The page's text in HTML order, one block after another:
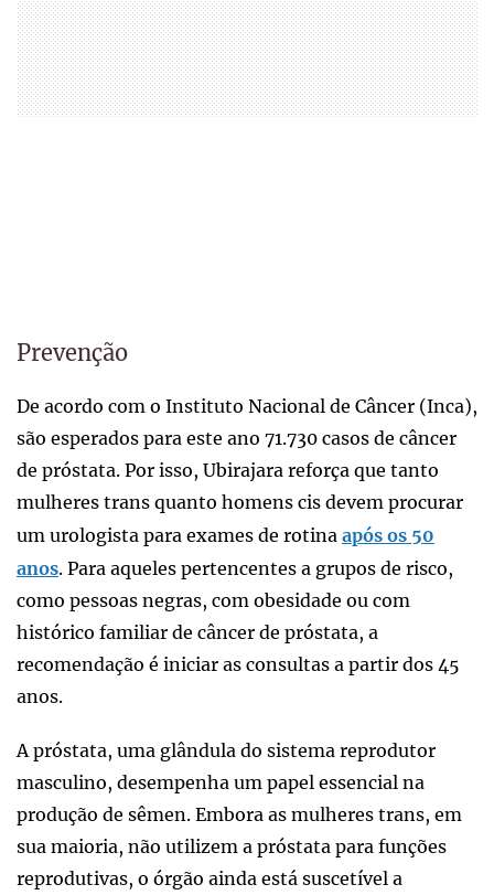
Prevenção
De acordo com o Instituto Nacional de Câncer (Inca),
são esperados para este ano 71.730 casos de câncer
de próstata. Por isso, Ubirajara reforça que tanto
mulheres trans quanto homens cis devem procurar
um urologista para exames de rotina após os 50
anos. Para aqueles pertencentes a grupos de risco,
como pessoas negras, com obesidade ou com
histórico familiar de câncer de próstata, a
recomendação é iniciar as consultas a partir dos 45
anos.
A próstata, uma glândula do sistema reprodutor
masculino, desempenha um papel essencial na
produção de sêmen. Embora as mulheres trans, em
sua maioria, não utilizem a próstata para funções
reprodutivas, o órgão ainda está suscetível a